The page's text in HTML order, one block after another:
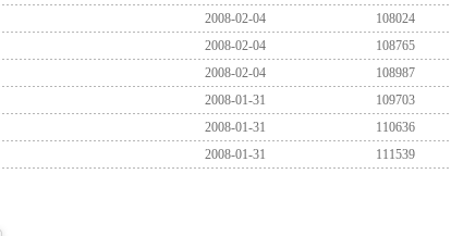
2008-02-04
108024
2008-02-04
108765
2008-02-04
108987
2008-01-31
109703
2008-01-31
110636
2008-01-31 111539